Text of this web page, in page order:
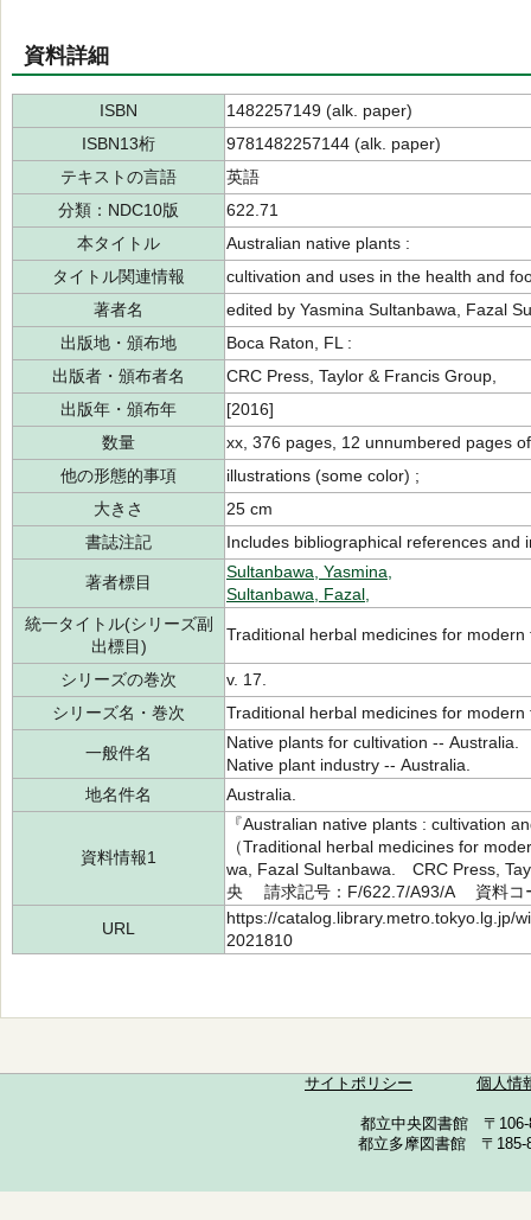
資料詳細
ISBN
1482257149 (alk. paper)
ISBN13桁
9781482257144 (alk. paper)
テキストの言語
英語
分類：NDC10版
622.71
本タイトル
Australian native plants :
タイトル関連情報
cultivation and uses in the health and
著者名
edited by Yasmina Sultanbawa, Fazal
出版地・頒布地
Boca Raton, FL :
出版者・頒布者名
CRC Press, Taylor & Francis Group,
出版年・頒布年
[2016]
数量
xx, 376 pages, 12 unnumbered pages
他の形態的事項
illustrations (some color) ;
大きさ
25 cm
書誌注記
Includes bibliographical references and
著者標目
Sultanbawa, Yasmina,
Sultanbawa, Fazal,
統一タイトル(シリーズ副
出標目)
Traditional herbal medicines for modern
シリーズの巻次
v. 17.
シリーズ名・巻次
Traditional herbal medicines for modern
一般件名
Native plants for cultivation -- Australia.
Native plant industry -- Australia.
地名件名
Australia.
資料情報1
『Australian native plants : cultivation
（Traditional herbal medicines for
wa, Fazal Sultanbawa. CRC Press,
央 請求記号：F/622.7/A93/A 資料コ
URL
https://catalog.library.metro.tokyo.lg.jp/
2021810
サイトポリシー 個人情
都立中央図書館 〒
都立多摩図書館 〒185-